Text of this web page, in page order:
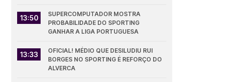
13:50
SUPERCOMPUTADOR MOSTRA
PROBABILIDADE DO SPORTING
GANHAR A LIGA PORTUGUESA
13:33
OFICIAL! MÉDIO QUE DESILUDIU RUI
BORGES NO SPORTING É REFORÇO DO
ALVERCA